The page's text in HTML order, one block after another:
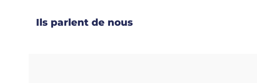
Ils parlent de nous